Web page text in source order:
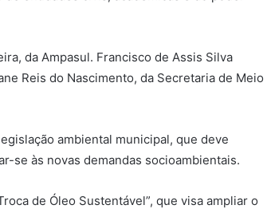
da Ampasul. Francisco de Assis Silva
Reis do Nascimento, da Secretaria de Meio
ambiental municipal, que deve
se às novas demandas socioambientais.
de Óleo Sustentável”, que visa ampliar o